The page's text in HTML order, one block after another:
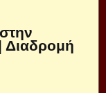
Διαδρομή